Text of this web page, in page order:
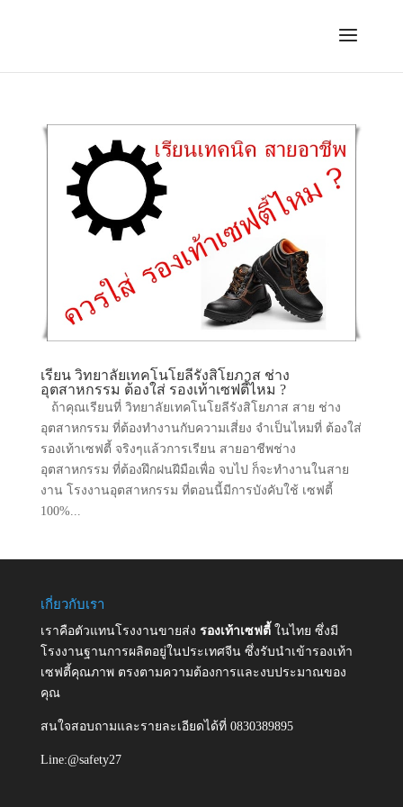
เรียน วิทยาลัยเทคโนโยลีรังสิโยภาส ช่าง
อุตสาหกรรม ต้องใส่ รองเท้าเซฟตี้ไหม ?
ถ้าคุณเรียนที่ วิทยาลัยเทคโนโยลีรังสิโยภาส สาย ช่าง
อุตสาหกรรม ที่ต้องทำงานกับความเสี่ยง จำเป็นไหมที่ ต้องใส่
รองเท้าเซฟตี้ จริงๆแล้วการเรียน สายอาชีพช่าง
อุตสาหกรรม ที่ต้องฝึกฝนฝีมือเพื่อ จบไป ก็จะทำงานในสาย
งาน โรงงานอุตสาหกรรม ที่ตอนนี้มีการบังคับใช้ เซฟตี้
100%...
เกี่ยวกับเรา
เราคือตัวแทนโรงงานขายส่ง รองเท้าเซฟตี้ ในไทย ซึ่งมี
โรงงานฐานการผลิตอยู่ในประเทศจีน ซึ่งรับนำเข้ารองเท้า
เซฟตี้คุณภาพ ตรงตามความต้องการและงบประมาณของ
คุณ
สนใจสอบถามและรายละเอียดได้ที่ 0830389895
Line:@safety27